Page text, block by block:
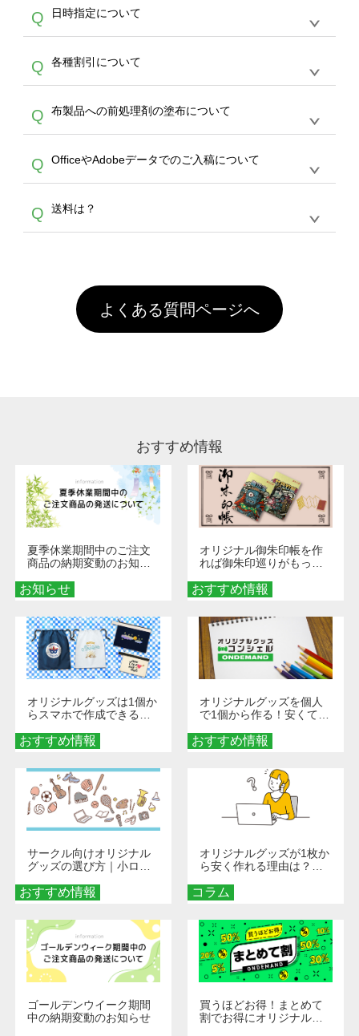
らの直接入稿には対応していません。AIで保存
し、デザインツールからアップロードして下さ
い）
スをご利用頂ければ、電話やFAX、メールなど
でご注文が可能です。
A
を作って欲しい。などの場合は、製作数量が
30個以上であれば、サポート担当が、デザイ
バッグコンシェル
サー
ビスをご利用ください。(※ 30個以下の場合
は、デザインツールをご利用ください)
Q 日時指定について
A
ん。発送後18時以降に配送業者・伝票番号を
メールでお知らせいたしますので、直接配送業
者にご連絡いただき調整をお願い致します。
Q 各種割引について
A
カート内で自動的に割引(最大50%)が適用され
ます。 【付与ポイント】購入金額の1％が1ポ
イントとして付与され、次回ご注文時に1ポイ
ント＝1円としてお使いいただけます。ポイン
トは発送完了の翌日に付与され、次回ご注文時
からご利用頂けます。ポイントの有効期限は一
年間です。【会員ランク】過去10カ月のご注
文回数により会員ランク割引(最大5%)が適用
頂いても、ログインがされていなければ、ラン
クにカウントがされません。
Q 布製品への前処理剤の塗布について
A
意点（前処理剤）】カラー生地（Tシャツのホ
ワイト、トートバッグのナチュラル、ホワイト
といって、プリントを定着させるための処理剤
を塗布しており、短納期・低価格で商品をお届
害な性質で、水洗いで落とすことが可能です。
お手数ですが、お客様ご自身にて着用前に落と
していただけますようお願いいたします。※1
通常注文・直送機能でのご注文に関わらず、前
Q OfficeやAdobeデータでのご入稿について
A
ません。いずれのデータも該当デザインのみ画
像(JPEG,PNG,GIF,PDF)に変換、またはAdobe
Q 送料は？
引」などによるお値引きで4,000円未満になる
場合は送料がかかりますので、ご注意くださ
い。
よくある質問ページへ
おすすめ情報
お知らせ
夏季休業期間中のご注文
商品の納期変動のお知ら
おすすめ情報
オリジナル御朱印帳を作
れば御朱印巡りがもっと
ダーメイドする魅力と選
び方
おすすめ情報
オリジナルグッズは1個か
らスマホで作成できる！
くなる巾着＆ポーチ活用
術
おすすめ情報
オリジナルグッズを個人
で1個から作る！安くて簡
秘訣
おすすめ情報
サークル向けオリジナル
グッズの選び方｜小ロッ
める秘訣
コラム
オリジナルグッズが1枚か
ら安く作れる理由は？オ
とメリットを解説
ゴールデンウイーク期間
中の納期変動のお知らせ
買うほどお得！まとめて
割でお得にオリジナルグ